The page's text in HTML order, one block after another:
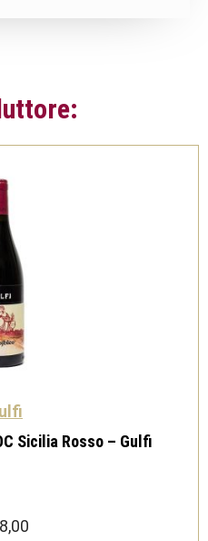
Sicilia Rosso – Gulfi